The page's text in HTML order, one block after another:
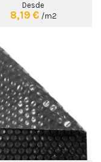
Desde
8,19 € /m2